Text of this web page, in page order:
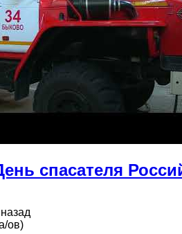
спасателя
ов)